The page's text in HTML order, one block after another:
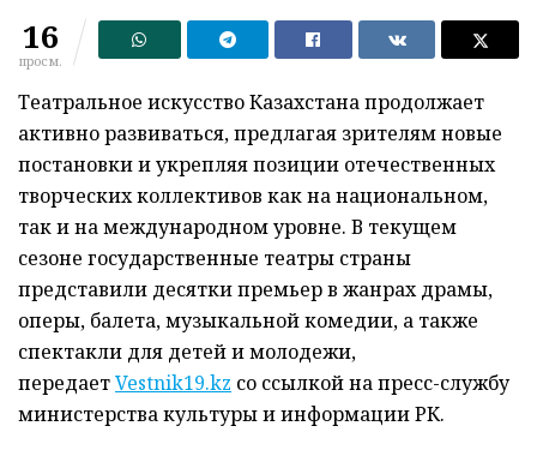
16
просм.
Театральное искусство Казахстана продолжает
активно развиваться, предлагая зрителям новые
постановки и укрепляя позиции отечественных
творческих коллективов как на национальном,
так и на международном уровне. В текущем
сезоне государственные театры страны
представили десятки премьер в жанрах драмы,
оперы, балета, музыкальной комедии, а также
спектакли для детей и молодежи,
передаетVestnik19.kz со ссылкой на пресс-службу
министерства культуры и информации РК.